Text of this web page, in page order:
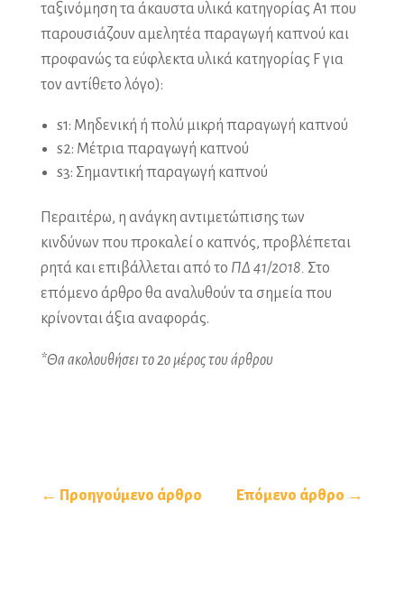
ταξινόμηση τα άκαυστα υλικά κατηγορίας Α1 που
παρουσιάζουν αμελητέα παραγωγή καπνού και
προφανώς τα εύφλεκτα υλικά κατηγορίας F για
τον αντίθετο λόγο):
s1: Μηδενική ή πολύ μικρή παραγωγή καπνού
s2: Μέτρια παραγωγή καπνού
s3: Σημαντική παραγωγή καπνού
Περαιτέρω, η ανάγκη αντιμετώπισης των
κινδύνων που προκαλεί ο καπνός, προβλέπεται
ρητά και επιβάλλεται από το ΠΔ 41/2018. Στο
επόμενο άρθρο θα αναλυθούν τα σημεία που
κρίνονται άξια αναφοράς.
*Θα ακολουθήσει το 2ο μέρος του άρθρου
← Προηγούμενο άρθρο Επόμενο άρθρο →